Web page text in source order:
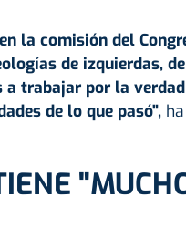
la comisión del
de izquierdas,
a trabajar por la
de lo que pasó",